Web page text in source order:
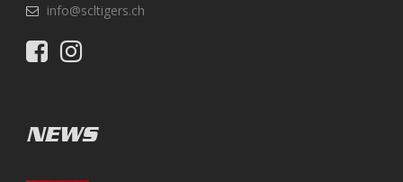
info@scltigers.ch
NEWS